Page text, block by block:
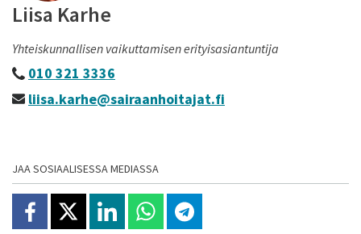
Liisa Karhe
Yhteiskunnallisen vaikuttamisen erityisasiantuntija
010 321 3336
liisa.karhe@sairaanhoitajat.fi
JAA SOSIAALISESSA MEDIASSA
Jaa Facebookissa
Jaa X:ssäJaa Linkedinissä
Jaa Whatsappissa
Jaa Telegramissa